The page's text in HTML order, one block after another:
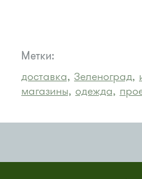
Метки:
доставка, Зеленоград,
магазины, одежда,